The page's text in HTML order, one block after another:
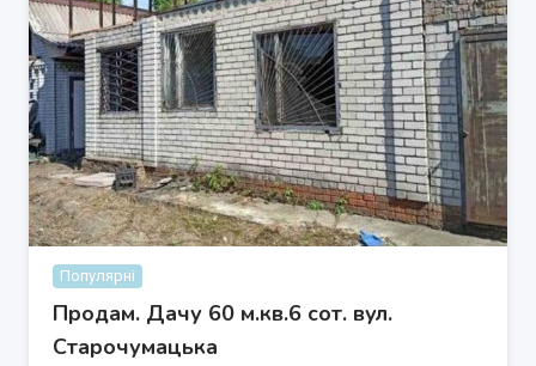
Популярні
Продам. Дачу 60 м.кв.6 сот. вул.
Старочумацька